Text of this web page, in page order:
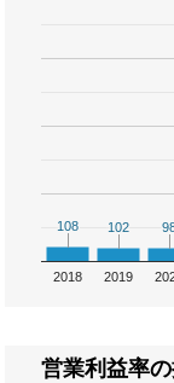
2018 2019
108
108 102
102
営業利益率の